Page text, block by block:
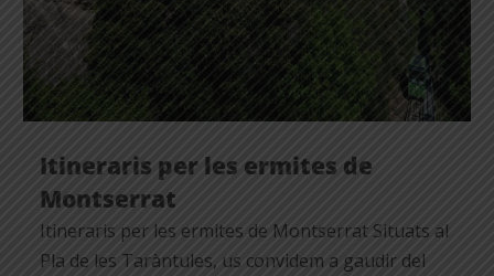
per les ermites de
per les ermites de Montserrat Situats al
les Taràntules, us convidem a gaudir del